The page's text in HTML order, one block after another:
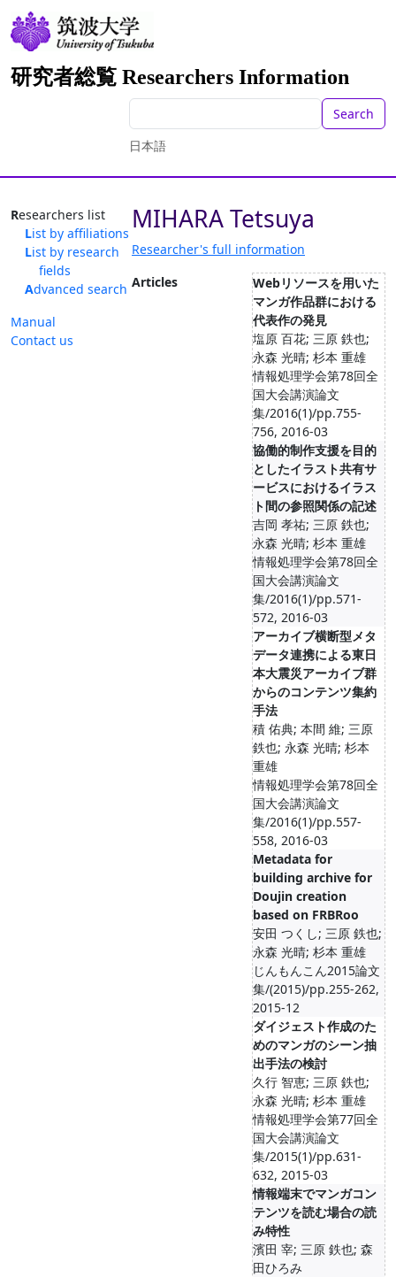
研究者総覧 Researchers Information
Search
日本語
Researchers list
List by affiliations
List by research
fields
Advanced search
Manual
Contact us
MIHARA Tetsuya
Researcher's full information
Articles
Webリソースを用いた
マンガ作品群における
代表作の発見
塩原 百花; 三原 鉄也;
永森 光晴; 杉本 重雄
情報処理学会第78回全
国大会講演論文
集/2016(1)/pp.755-
756, 2016-03
協働的制作支援を目的
としたイラスト共有サ
ービスにおけるイラス
ト間の参照関係の記述
吉岡 孝祐; 三原 鉄也;
永森 光晴; 杉本 重雄
情報処理学会第78回全
国大会講演論文
集/2016(1)/pp.571-
572, 2016-03
アーカイブ横断型メタ
データ連携による東日
本大震災アーカイブ群
からのコンテンツ集約
手法
積 佑典; 本間 維; 三原
鉄也; 永森 光晴; 杉本
重雄
情報処理学会第78回全
国大会講演論文
集/2016(1)/pp.557-
558, 2016-03
Metadata for
building archive for
Doujin creation
based on FRBRoo
安田 つくし; 三原 鉄也;
永森 光晴; 杉本 重雄
じんもんこん2015論文
集/(2015)/pp.255-262,
2015-12
ダイジェスト作成のた
めのマンガのシーン抽
出手法の検討
久行 智恵; 三原 鉄也;
永森 光晴; 杉本 重雄
情報処理学会第77回全
国大会講演論文
集/2015(1)/pp.631-
632, 2015-03
情報端末でマンガコン
テンツを読む場合の読
み特性
濱田 宰; 三原 鉄也; 森
田ひろみ